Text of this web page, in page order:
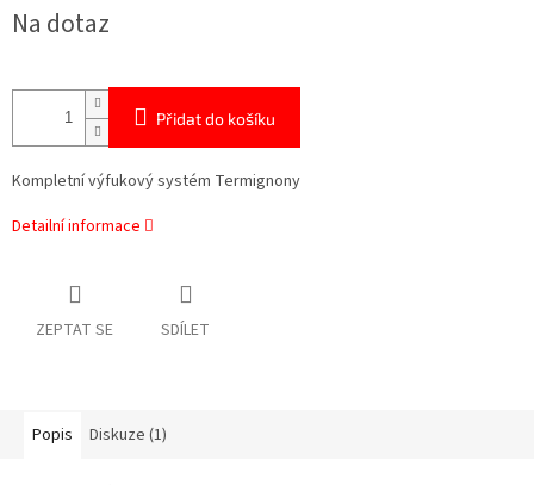
cena:
Na dotaz
Přidat do košíku
Kompletní výfukový systém Termignony
Detailní informace
ZEPTAT SE SDÍLET
Popis Diskuze (1)